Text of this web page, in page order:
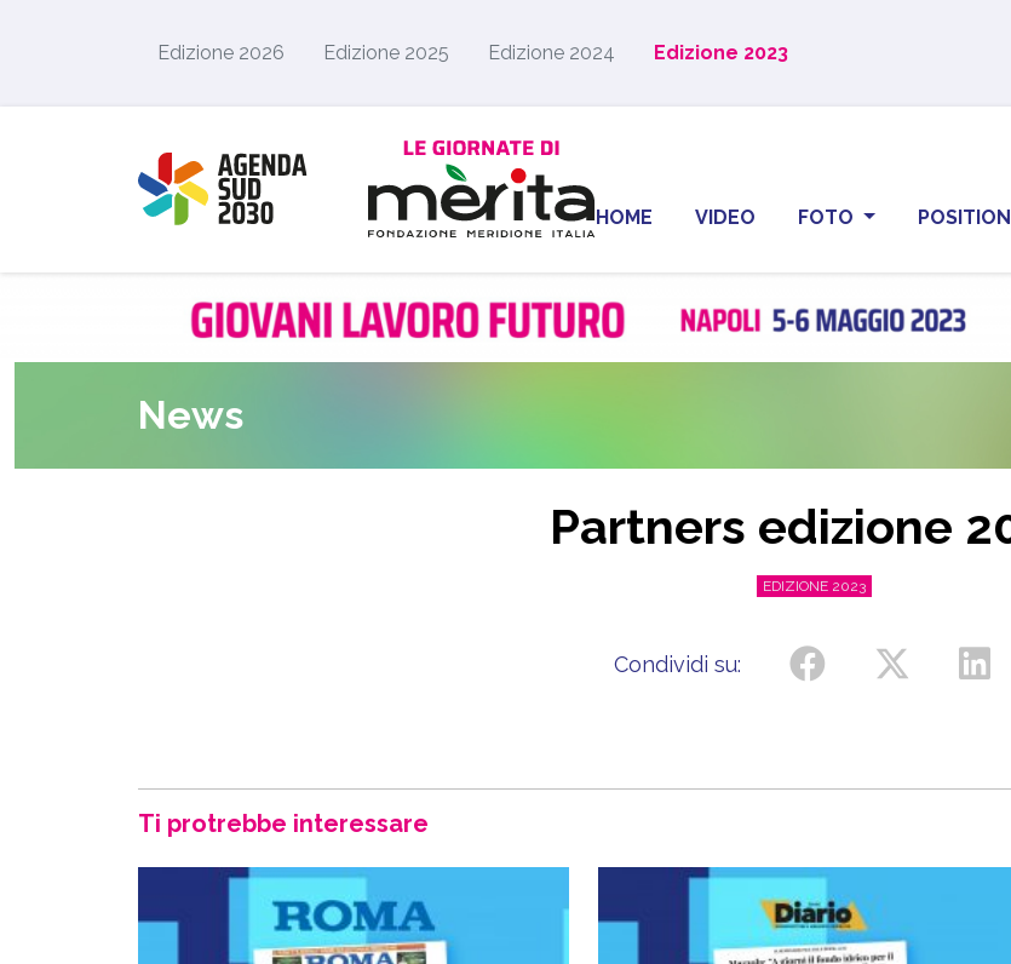
Edizione 2026
Edizione 2025 Edizione 2024 Edizione 2023
HOME VIDEO FOTO
News
Partners edizione
EDIZIONE 2023
Condividi su:
Ti protrebbe interessare